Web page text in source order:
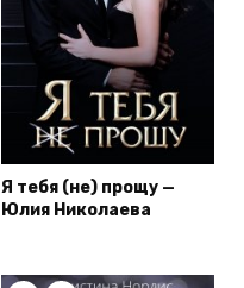
Я тебя (не) прощу —
Юлия Николаева